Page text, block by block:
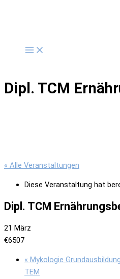
Dipl. TCM
« Alle Veranstaltungen
Diese Veranstaltung hat
Dipl. TCM
21 März
€6507
« Mykologie
TEM